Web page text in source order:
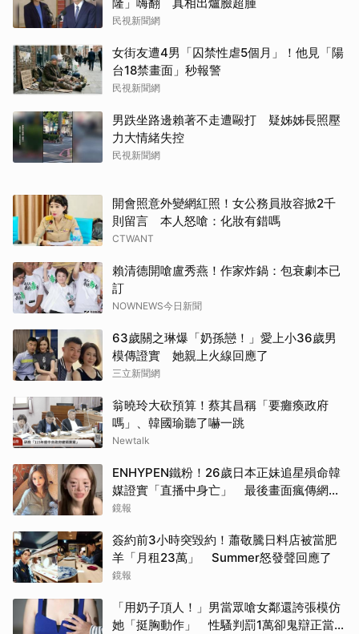
民視新聞網
女街友遭4男「囚禁性虐5個月」！他見「陽
台18禁畫面」秒報警
民視新聞網
男跌坐路邊賴著不走遭毆打 疑姊姊長照壓
力大情緒失控
民視新聞網
開會照意外變網紅照！女公務員妝容掀2千
則留言 本人怒嗆：化妝有錯嗎
CTWANT
賴清德開嗆盧秀燕！作家炸鍋：包衰劇本已
訂
NOWNEWS今日新聞
63歲關之琳爆「奶孫戀！」愛上小36歲男
模傳證實 她親上火線回應了
三立新聞網
翁曉玲大砍預算！蔡其昌稱「要癱瘓政府
嗎」、韓國瑜聽了嚇一跳
Newtalk
ENHYPEN鐵粉！26歲日本正妹追星殞命韓
媒證實「直播中身亡」 最後畫面瘋傳網痛
心：網暴害死人
鏡報
簽約前3小時突毀約！蕭敬騰日料店被當肥
羊「月租23萬」 Summer怒發聲回應了
鏡報
「用奶子頂人！」男當眾嗆女鄰還誇張模仿
她「挺胸動作」 性騷判罰1萬卻鬼辯正當防